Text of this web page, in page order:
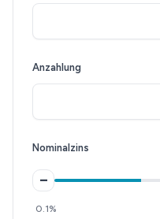
Anzahlung
Nominalzins
–
0.1%